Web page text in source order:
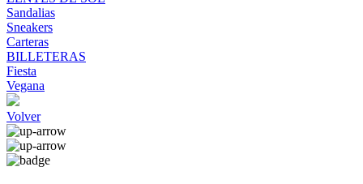
Sandalias
Sneakers
Carteras
BILLETERAS
Fiesta
Vegana
Volver